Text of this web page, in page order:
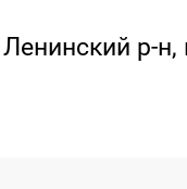
р-н,